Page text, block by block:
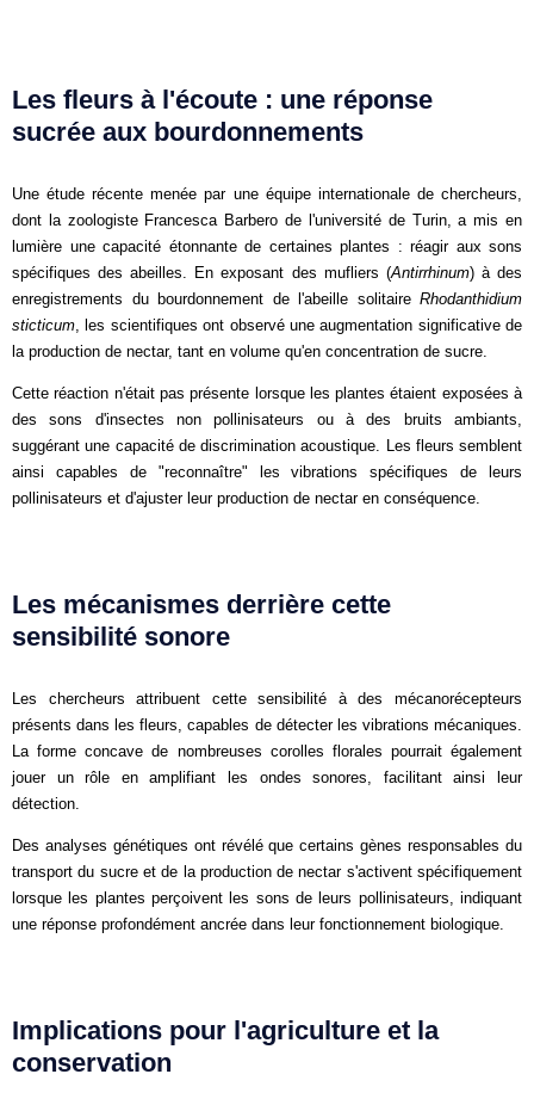
Les fleurs à l'écoute : une réponse
sucrée aux bourdonnements
Une étude récente menée par une équipe internationale de chercheurs,
dont la zoologiste Francesca Barbero de l'université de Turin, a mis en
lumière une capacité étonnante de certaines plantes : réagir aux sons
spécifiques des abeilles. En exposant des mufliers (Antirrhinum) à des
enregistrements du bourdonnement de l'abeille solitaire Rhodanthidium
sticticum , les scientifiques ont observé une augmentation significative de
la production de nectar, tant en volume qu'en concentration de sucre.
Cette réaction n'était pas présente lorsque les plantes étaient exposées à
des sons d'insectes non pollinisateurs ou à des bruits ambiants,
suggérant une capacité de discrimination acoustique. Les fleurs semblent
ainsi capables de "reconnaître" les vibrations spécifiques de leurs
pollinisateurs et d'ajuster leur production de nectar en conséquence.
Les mécanismes derrière cette
sensibilité sonore
Les chercheurs attribuent cette sensibilité à des mécanorécepteurs
présents dans les fleurs, capables de détecter les vibrations mécaniques.
La forme concave de nombreuses corolles florales pourrait également
jouer un rôle en amplifiant les ondes sonores, facilitant ainsi leur
détection.
Des analyses génétiques ont révélé que certains gènes responsables du
transport du sucre et de la production de nectar s'activent spécifiquement
lorsque les plantes perçoivent les sons de leurs pollinisateurs, indiquant
une réponse profondément ancrée dans leur fonctionnement biologique.
Implications pour l'agriculture et la
conservation